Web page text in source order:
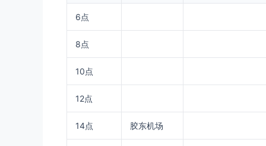
6点
8点
10点
12点
14点 胶东机场